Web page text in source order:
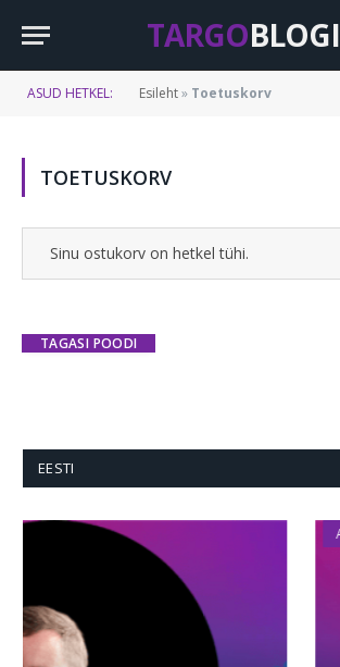
TARGOBLOGI
ASUD HETKEL: Esileht» Toetuskorv
TOETUSKORV
Sinu ostukorv on hetkel tühi.
TAGASI POODI
EESTI
ARVAMUS